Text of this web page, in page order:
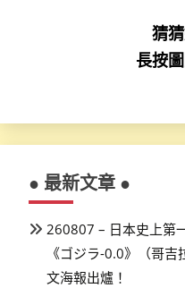
猜
長按
● 最新文章 ●
260807 – 日本史上第
《ゴジラ-0.0》（哥
文海報出爐！